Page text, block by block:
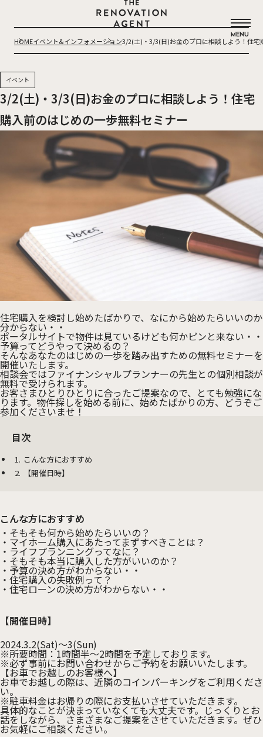
THE RENOVATION AGENT
MENU
HOMEイベント&インフォメーション3/2(土)・3/3(日)お金のプロに相談しよう！住
3/2(土)・3/3(日)お金のプロに相談しよう！住宅
購入前のはじめの一歩無料セミナー
イベント
住宅購入を検討し始めたばかりで、なにから始めたらいいのか
分からない・・
ポータルサイトで物件は見ているけども何かピンと来ない・・
予算ってどうやって決めるの？
そんなあなたのはじめの一歩を踏み出すための無料セミナーを
開催いたします。
相談会ではファイナンシャルプランナーの先生との個別相談が
無料で受けられます。
お客さまひとりひとりに合ったご提案なので、とても勉強にな
ります。物件探しを始める前に、始めたばかりの方、どうぞご
参加くださいませ！
目次
こんな方におすすめ
【開催日時】
こんな方におすすめ
・そもそも何から始めたらいいの？
・マイホーム購入にあたってまずすべきことは？
・ライフプランニングってなに？
・そもそも本当に購入した方がいいのか？
・予算の決め方がわからない・・
・住宅購入の失敗例って？
・住宅ローンの決め方がわからない・・
【開催日時】
2024.3.2(Sat)～3(Sun)
※所要時間：1時間半～2時間を予定しております。
※必ず事前にお問い合わせからご予約をお願いいたします。
【お車でお越しのお客様へ】
お車でお越しの際は、近隣のコインパーキングをご利用くださ
い。
※駐車料金はお帰りの際にお支払いさせていただきます。
具体的なことが決まっていなくても大丈夫です。じっくりとお
話をしながら、さまざまなご提案をさせていただきます。ぜひ
お気軽にご相談ください。